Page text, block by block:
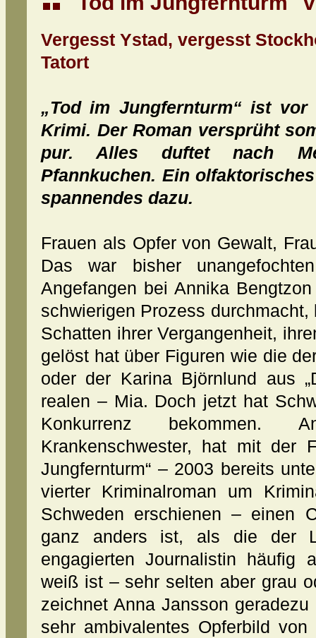
Vergesst Ystad, vergesst
Tatort
„Tod im Jungfernturm“ ist vor
Krimi. Der Roman versprüht
pur. Alles duftet nach
Pfannkuchen. Ein
spannendes dazu.
Frauen als Opfer von Gewalt,
Das war bisher
Angefangen bei Annika
schwierigen Prozess
Schatten ihrer Vergangenheit,
gelöst hat über Figuren wie die
oder der Karina Björnlund aus
realen – Mia. Doch jetzt hat
Konkurrenz bekommen.
Krankenschwester, hat mit der
Jungfernturm“ – 2003 bereits
vierter Kriminalroman um
Schweden erschienen – einen
ganz anders ist, als die der
engagierten Journalistin häufig
weiß ist – sehr selten aber grau
zeichnet Anna Jansson
sehr ambivalentes Opferbild